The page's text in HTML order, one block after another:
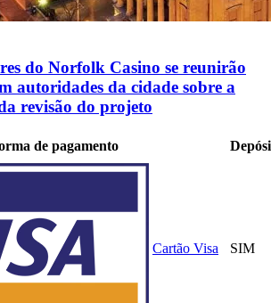
do Norfolk Casino se reunirão
autoridades da cidade sobre a
revisão do projeto
de pagamento
Cartão Visa SIM